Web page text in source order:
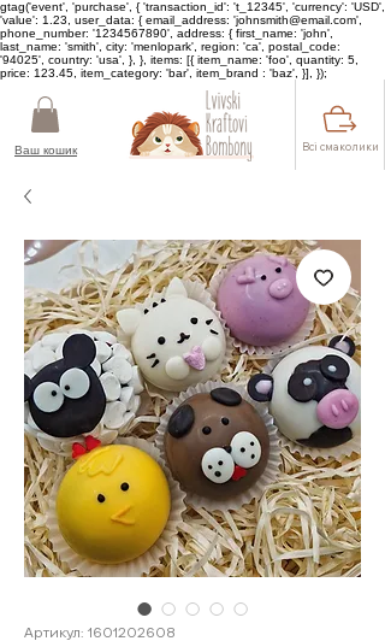
gtag('event', 'purchase', { 'transaction_id': 't_12345', 'currency': 'USD',
'value': 1.23, user_data: { email_address: 'johnsmith@email.com',
phone_number: '1234567890', address: { first_name: 'john',
last_name: 'smith', city: 'menlopark', region: 'ca', postal_code:
'94025', country: 'usa', }, }, items: [{ item_name: 'foo', quantity: 5,
price: 123.45, item_category: 'bar', item_brand : 'baz', }], });
Ваш кошик Всі смаколики
Артикул: 1601202608